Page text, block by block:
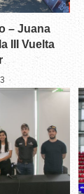
– Juana
III Vuelta